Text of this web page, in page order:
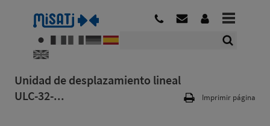
Unidad de desplazamiento lineal
ULC-32-...
Imprimir página